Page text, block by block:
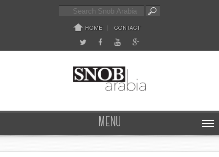
HOME CONTACT
MENU